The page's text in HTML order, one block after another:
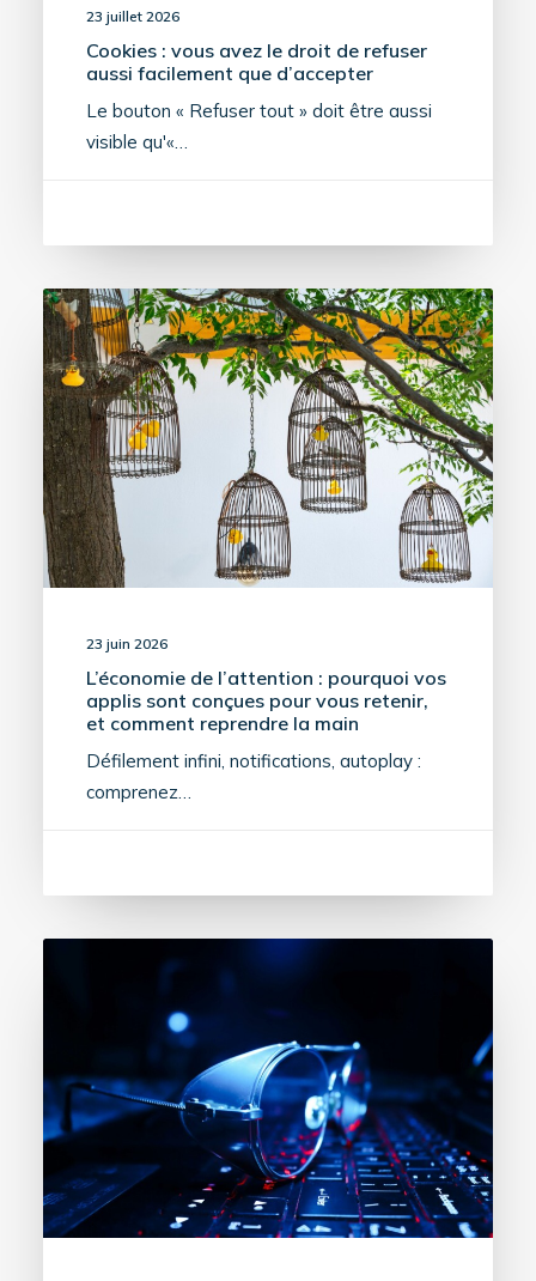
23 juillet 2026
Cookies : vous avez le droit de refuser
aussi facilement que d’accepter
Le bouton « Refuser tout » doit être aussi
visible qu'«…
23 juin 2026
L’économie de l’attention : pourquoi vos
applis sont conçues pour vous retenir,
et comment reprendre la main
Défilement infini, notifications, autoplay :
comprenez…